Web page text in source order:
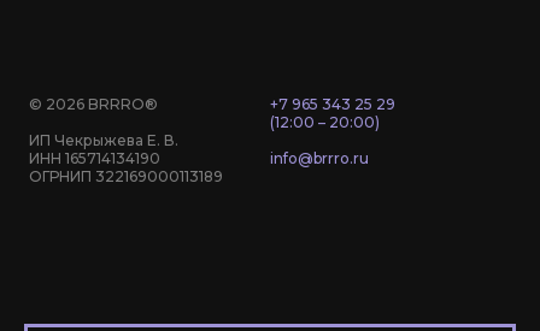
© 2026 BRRRO®
ИП Чекрыжева Е. В.
ИНН 165714134190
ОГРНИП 322169000113189
+7 965 343 25 29
(12:00 – 20:00)
info@brrro.ru